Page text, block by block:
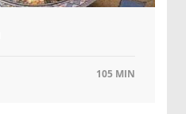
105 MIN